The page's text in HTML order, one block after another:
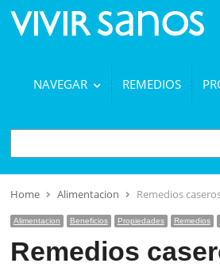
NAVEGAR REMEDIOS
BUSCAR
Home Alimentacion Remedios
Alimentacion Beneficios Propiedades Remedios
Remedios